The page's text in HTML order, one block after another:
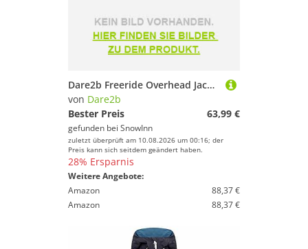
Dare2b Freeride Overhead Jacket Blau XL Mann
von Dare2b
Bester Preis
63,99 €
gefunden bei SnowInn
zuletzt überprüft am 10.08.2026 um 00:16; der
Preis kann sich seitdem geändert haben.
28% Ersparnis
Weitere Angebote:
Amazon
88,37 €
Amazon
88,37 €